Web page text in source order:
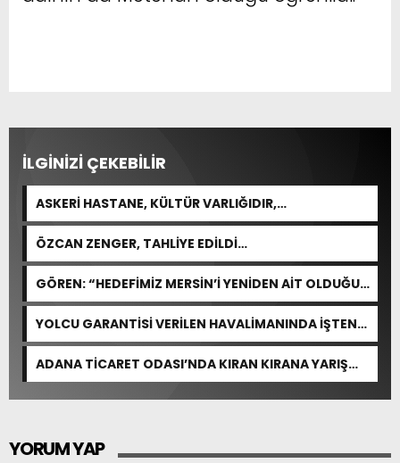
İLGİNİZİ ÇEKEBİLİR
ASKERİ HASTANE, KÜLTÜR VARLIĞIDIR,
ÖZELLEŞTİRİLEMEZ!
ÖZCAN ZENGER, TAHLİYE EDİLDİ…
GÖREN: “HEDEFİMİZ MERSİN’İ YENİDEN AİT OLDUĞU
YERE TAŞIMAK”
YOLCU GARANTİSİ VERİLEN HAVALİMANINDA İŞTEN
ÇIKARMA VAR
ADANA TİCARET ODASI’NDA KIRAN KIRANA YARIŞ
BEKLENİYOR
YORUM YAP